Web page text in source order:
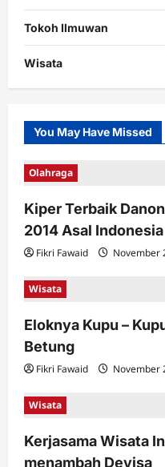
Tokoh Ilmuwan
Wisata
You May Have Missed
Olahraga
Kiper Terbaik
2014 Asal Indonesia
Fikri Fawaid November
Wisata
Eloknya Kupu –
Betung
Fikri Fawaid November
Wisata
Kerjasama Wisata
menambah Devisa